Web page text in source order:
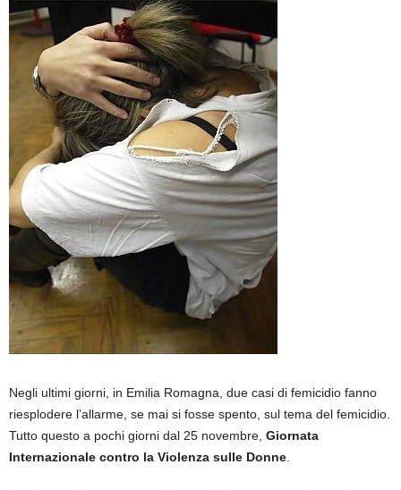
Negli ultimi giorni, in Emilia Romagna, due casi di femicidio fanno
riesplodere l’allarme, se mai si fosse spento, sul tema del femicidio.
Tutto questo a pochi giorni dal 25 novembre, Giornata
Internazionale contro la Violenza sulle Donne